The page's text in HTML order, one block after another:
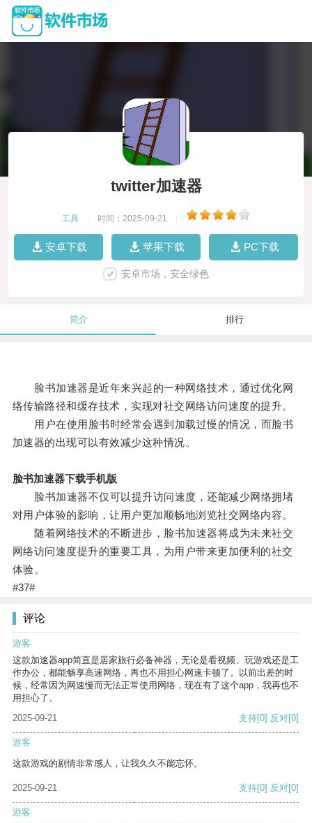
twitter加速器
工具 时间：2025-09-21
安卓下载 苹果下载 PC下载
安卓市场，安全绿色
简介 排行
脸书加速器是近年来兴起的一种网络技术，通过优化网
络传输路径和缓存技术，实现对社交网络访问速度的提升。
用户在使用脸书时经常会遇到加载过慢的情况，而脸书
加速器的出现可以有效减少这种情况。
脸书加速器下载手机版
脸书加速器不仅可以提升访问速度，还能减少网络拥堵
对用户体验的影响，让用户更加顺畅地浏览社交网络内容。
随着网络技术的不断进步，脸书加速器将成为未来社交
网络访问速度提升的重要工具，为用户带来更加便利的社交
体验。
#37#
评论
游客
这款加速器app简直是居家旅行必备神器，无论是看视频、玩游戏还是工
作办公，都能畅享高速网络，再也不用担心网速卡顿了。以前出差的时
候，经常因为网速慢而无法正常使用网络，现在有了这个app，我再也不
用担心了。
2025-09-21
支持[0] 反对[0]
游客
这款游戏的剧情非常感人，让我久久不能忘怀。
2025-09-21 支持[0] 反对[0]
游客